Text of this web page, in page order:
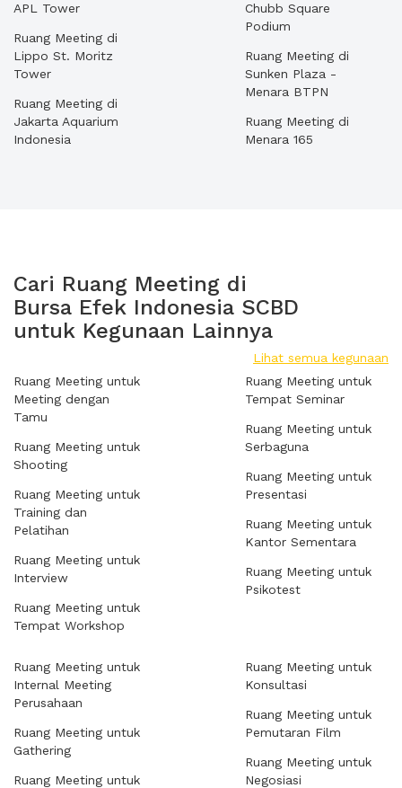
APL Tower
Ruang Meeting di
Lippo St. Moritz
Tower
Ruang Meeting di
Jakarta Aquarium
Indonesia
Chubb Square
Podium
Ruang Meeting di
Sunken Plaza -
Menara BTPN
Ruang Meeting di
Menara 165
Cari Ruang Meeting di
Bursa Efek Indonesia SCBD
untuk Kegunaan Lainnya
Lihat semua kegunaan
Ruang Meeting untuk
Meeting dengan
Tamu
Ruang Meeting untuk
Shooting
Ruang Meeting untuk
Training dan
Pelatihan
Ruang Meeting untuk
Interview
Ruang Meeting untuk
Tempat Workshop
Ruang Meeting untuk
Tempat Seminar
Ruang Meeting untuk
Serbaguna
Ruang Meeting untuk
Presentasi
Ruang Meeting untuk
Kantor Sementara
Ruang Meeting untuk
Psikotest
Ruang Meeting untuk
Internal Meeting
Perusahaan
Ruang Meeting untuk
Gathering
Ruang Meeting untuk
Ruang Meeting untuk
Konsultasi
Ruang Meeting untuk
Pemutaran Film
Ruang Meeting untuk
Negosiasi